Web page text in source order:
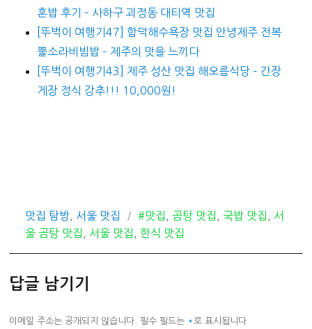
혼밥 후기 – 사하구 괴정동 대티역 맛집
[뚜벅이 여행기47] 함덕해수욕장 맛집 안녕제주 전복
뿔소라비빔밥 – 제주의 맛을 느끼다
[뚜벅이 여행기43] 제주 성산 맛집 해오름식당 – 간장
게장 정식 강추!!! 10,000원!
카
테
맛집 탐방, 서울 맛집
태
그
#맛집 , 곰탕 맛집 , 국밥 맛집 , 서
울 곰탕 맛집 , 서울 맛집 ,한식 맛집
답글 남기기
이메일 주소는 공개되지 않습니다. 필수 필드는 *로 표시됩니다